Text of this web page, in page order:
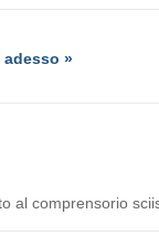
»
al comprensorio